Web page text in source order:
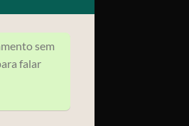
sem
falar